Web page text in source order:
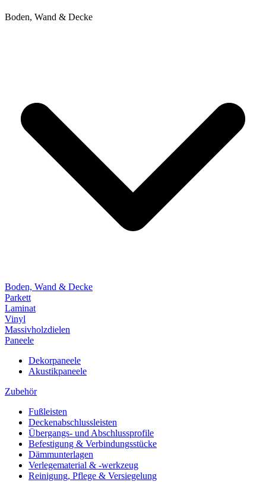
Boden, Wand & Decke
Boden, Wand & Decke
Parkett
Laminat
Vinyl
Massivholzdielen
Paneele
Dekorpaneele
Akustikpaneele
Zubehör
Fußleisten
Deckenabschlussleisten
Übergangs- und Abschlussprofile
Befestigung & Verbindungsstücke
Dämmunterlagen
Verlegematerial & -werkzeug
Reinigung, Pflege & Versiegelung